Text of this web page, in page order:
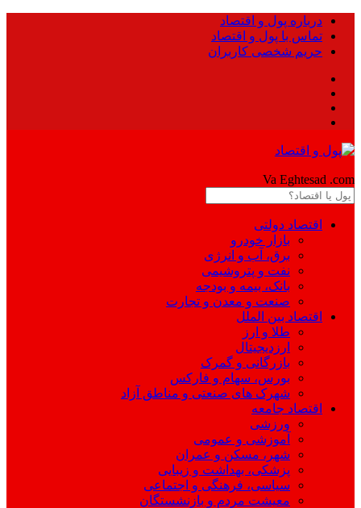
درباره پول و اقتصاد
تماس با پول و اقتصاد
حریم شخصی کاربران
Va Eghtesad .com
اقتصاد دولتی
بازار خودرو
برق، آب و انرژی
نفت و پتروشیمی
بانک، بیمه و بودجه
صنعت و معدن و تجارت
اقتصاد بین الملل
طلا و ارز
ارزدیجیتال
بازرگانی و گمرک
بورس، سهام و فارکس
شهرک های صنعتی و مناطق آزاد
اقتصاد جامعه
ورزشی
آموزشی و عمومی
شهر، مسکن و عمران
پزشکی، بهداشت و زیبایی
سیاسی، فرهنگی و اجتماعی
معیشت مردم و بازنشستگان